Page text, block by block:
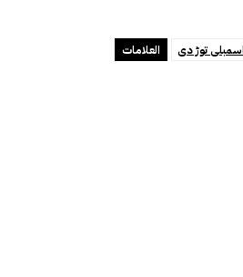
العلامات توڑ دی